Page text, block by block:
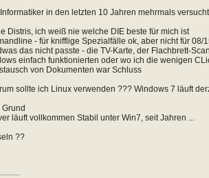
in den letzten 10 Jahren mehrmals
Distris, ich weiß nie welche DIE beste für mich ist
- für knifflige Spezialfälle ok, aber nicht für
das nicht passte - die TV-Karte, der Flachbrett-
einfach funktionierten oder wo ich die wenigen
von Dokumenten war Schluss
sollte ich Linux verwenden ??? Windows 7 läuft
läuft vollkommen Stabil unter Win7, seit Jahren ...
??